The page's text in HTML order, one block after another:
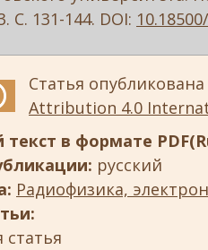
С. 131-144. DOI:
Статья
Attribution 4.0
в формате
русский
Радиофизика,
статья